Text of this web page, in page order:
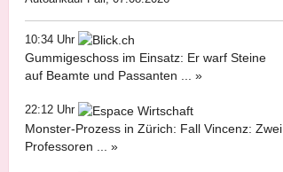
10:34 Uhr
Gummigeschoss im Einsatz: Er warf Steine
auf Beamte und Passanten ... »
22:12 Uhr
Monster-Prozess in Zürich: Fall Vincenz: Zwei
Professoren ... »